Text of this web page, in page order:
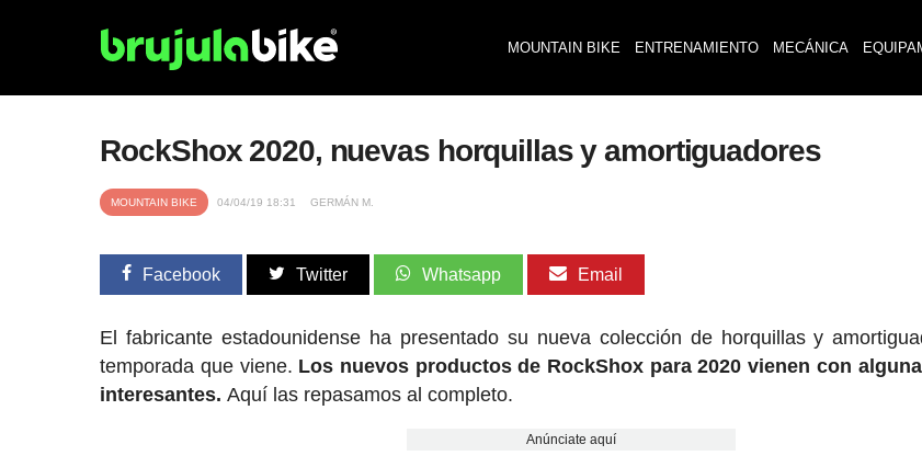
MOUNTAIN BIKE ENTRENAMIENTO MECÁNICA
RockShox 2020, nuevas horquillas y amortiguadores
MOUNTAIN BIKE 04/04/19 18:31 GERMÁN M.
Facebook Twitter Whatsapp Email
El fabricante estadounidense ha presentado su nueva colección de horquillas y
temporada que viene. Los nuevos productos de RockShox para 2020 vienen con
interesantes. Aquí las repasamos al completo.
Anúnciate aquí